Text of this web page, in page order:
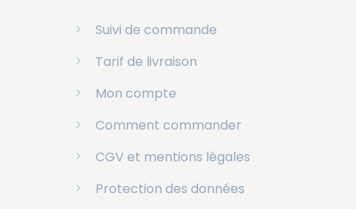
Suivi de commande
Tarif de livraison
Mon compte
Comment commander
CGV et mentions légales
Protection des données